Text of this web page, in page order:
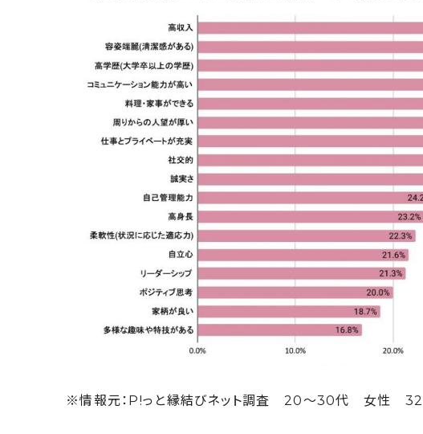
※情報元：P!っと縁結びネット調査 20～30代 女性